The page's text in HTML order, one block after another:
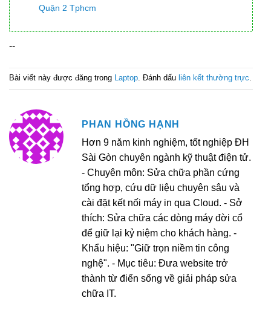
Quận 2 Tphcm
--
Bài viết này được đăng trong Laptop. Đánh dấu liên kết thường trực.
PHAN HỒNG HẠNH
Hơn 9 năm kinh nghiệm, tốt nghiệp ĐH
Sài Gòn chuyên ngành kỹ thuật điện tử.
- Chuyên môn: Sửa chữa phần cứng
tổng hợp, cứu dữ liệu chuyên sâu và
cài đặt kết nối máy in qua Cloud. - Sở
thích: Sửa chữa các dòng máy đời cổ
để giữ lại kỷ niệm cho khách hàng. -
Khẩu hiệu: "Giữ trọn niềm tin công
nghệ". - Mục tiêu: Đưa website trở
thành từ điển sống về giải pháp sửa
chữa IT.